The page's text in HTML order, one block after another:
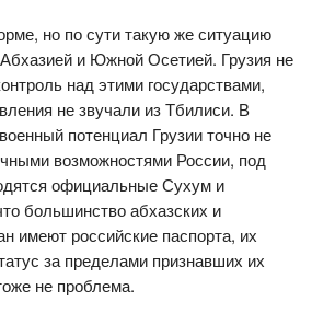
но по сути такую же ситуацию
и Южной Осетией. Грузия не
над этими государствами,
не звучали из Тбилиси. В
потенциал Грузии точно не
возможностями России, под
официальные Сухум и
большинство абхазских и
имеют российские паспорта, их
за пределами признавших их
не проблема.